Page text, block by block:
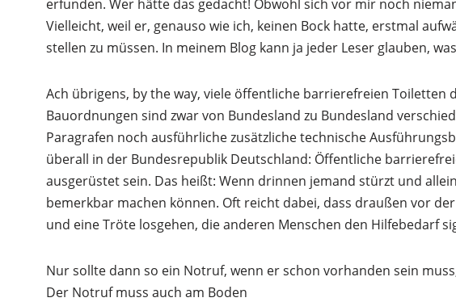
erfunden. Wer hätte das gedacht! Obwohl sich vor mir noch
Vielleicht, weil er, genauso wie ich, keinen Bock hatte, erstmal
stellen zu müssen. In meinem Blog kann ja jeder Leser glauben,
Ach übrigens, by the way, viele öffentliche barrierefreien
Bauordnungen sind zwar von Bundesland zu Bundesland
Paragrafen noch ausführliche zusätzliche technische
überall in der Bundesrepublik Deutschland: Öffentliche
ausgerüstet sein. Das heißt: Wenn drinnen jemand stürzt und
bemerkbar machen können. Oft reicht dabei, dass draußen vor
und eine Tröte losgehen, die anderen Menschen den Hilfebedarf
Nur sollte dann so ein Notruf, wenn er schon vorhanden sein
Der Notruf muss auch am Boden